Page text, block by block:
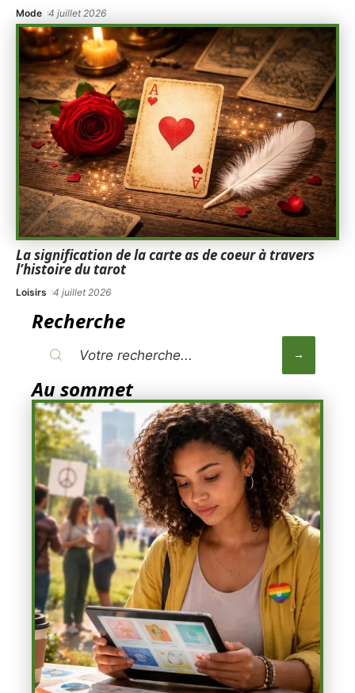
Mode 4 juillet 2026
La signification de la carte as de coeur à travers
l’histoire du tarot
Loisirs 4 juillet 2026
Recherche
Au sommet